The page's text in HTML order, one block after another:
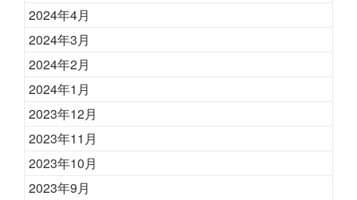
2024年4月
2024年3月
2024年2月
2024年1月
2023年12月
2023年11月
2023年10月
2023年9月